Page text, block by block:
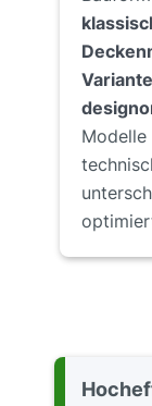
Variante